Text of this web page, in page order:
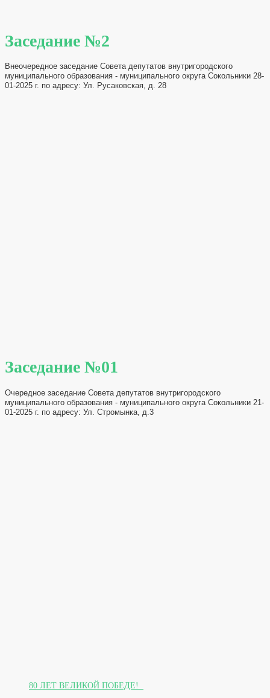
Заседание №2
Внеочередное заседание Совета депутатов внутригородского
муниципального образования - муниципального округа Сокольники 28-
01-2025 г. по адресу: Ул. Русаковская, д. 28
Заседание №01
Очередное заседание Совета депутатов внутригородского
муниципального образования - муниципального округа Сокольники 21-
01-2025 г. по адресу: Ул. Стромынка, д.3
80 ЛЕТ ВЕЛИКОЙ ПОБЕДЕ!